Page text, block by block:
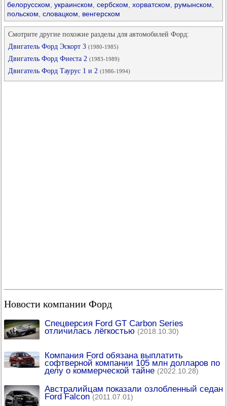
белорусском украинском сербском хорватском румынском
польском словацком венгерском
Смотрите другие похожие разделы для автомобилей Форд:
Двигатель Форд Эскорт 3 (1980-1985)
Двигатель Форд Фиеста 2 (1983-1989)
Двигатель Форд Таурус 1 и 2 (1986-1994)
Новости компании Форд
Спецверсия Ford GT Carbon Series
отличилась лёгкостью (2018.10.30)
Компания Ford обязана выплатить
софтверной компании 105 млн долларов по
делу о коммерческой тайне (2022.10.28)
Австралийцам показали озлобленный седан
Ford Falcon(2011.07.01)